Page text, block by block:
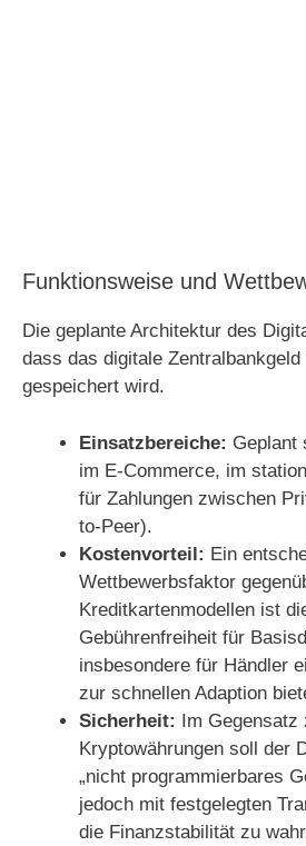
Funktionsweise und
Die geplante Architektur des
dass das digitale
gespeichert wird.
Einsatzbereiche: Geplant
im E-Commerce, im
für Zahlungen zwischen
to-Peer).
Kostenvorteil: Ein
Wettbewerbsfaktor
Kreditkartenmodellen ist
Gebührenfreiheit für
insbesondere für Händler
zur schnellen Adaption
Sicherheit: Im Gegensatz
Kryptowährungen soll der
„nicht programmierbares
jedoch mit festgelegten
die Finanzstabilität zu